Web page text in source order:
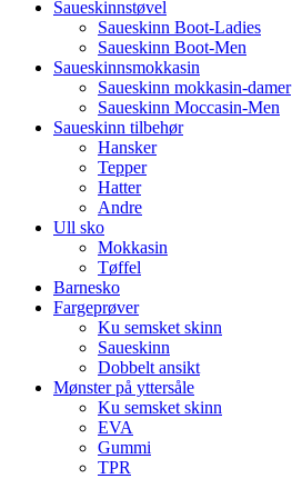
Saueskinnstøvel
Saueskinn Boot-Ladies
Saueskinn Boot-Men
Saueskinnsmokkasin
Saueskinn mokkasin-damer
Saueskinn Moccasin-Men
Saueskinn tilbehør
Hansker
Tepper
Hatter
Andre
Ull sko
Mokkasin
Tøffel
Barnesko
Fargeprøver
Ku semsket skinn
Saueskinn
Dobbelt ansikt
Mønster på yttersåle
Ku semsket skinn
EVA
Gummi
TPR